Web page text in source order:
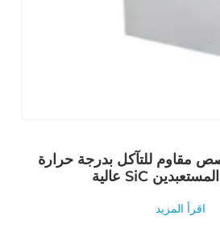
للتآكل بدرجة حرارة
اقرأ المزيد